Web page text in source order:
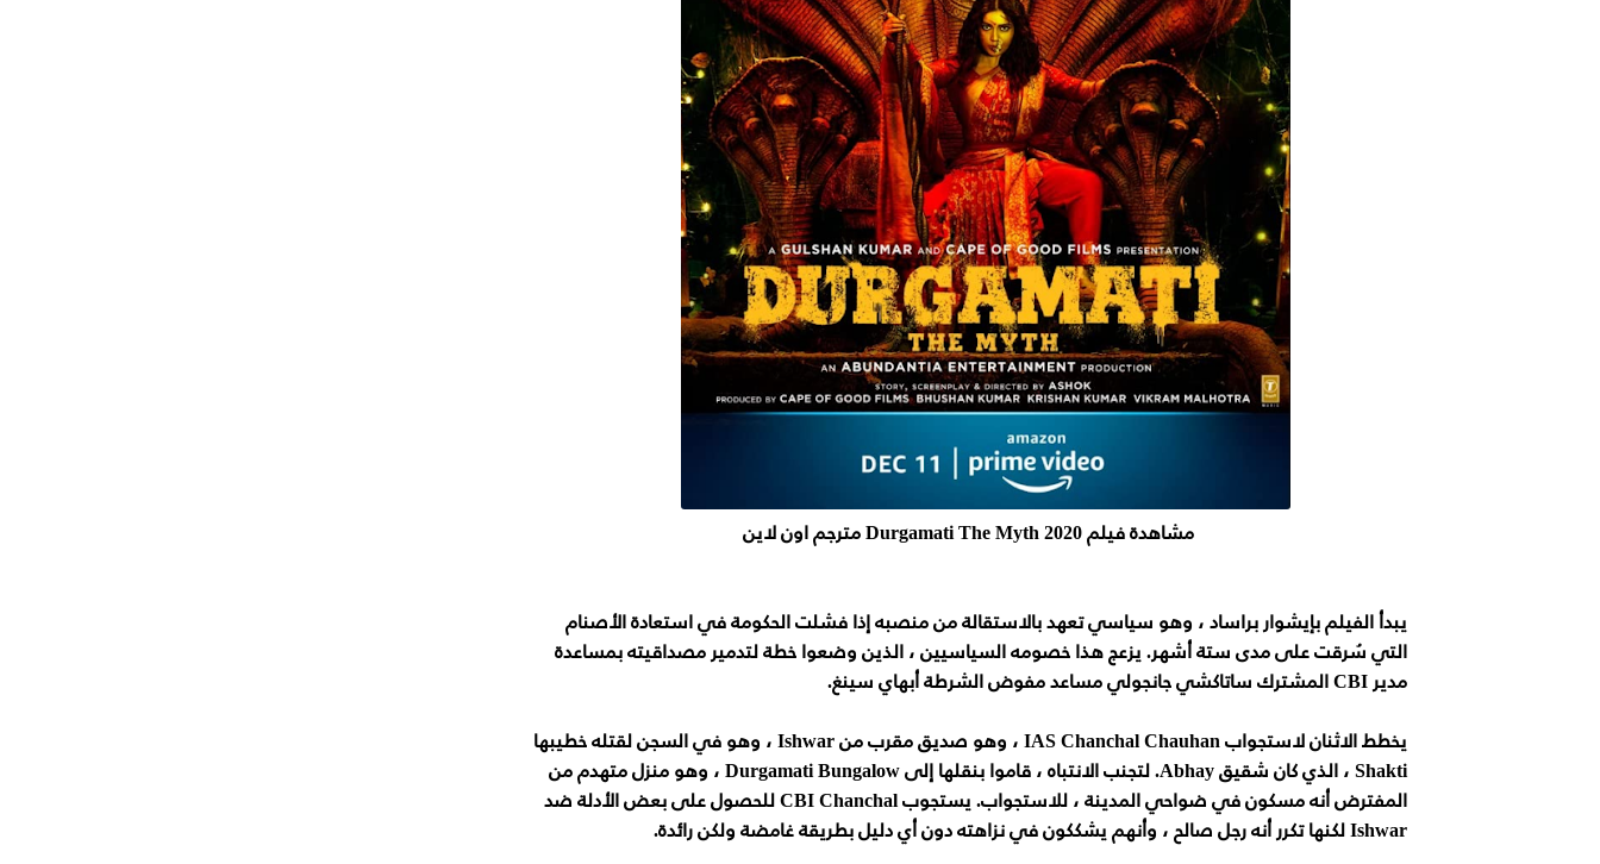
مشاهدة فيلم Durgamati The Myth 2020 مترجم اون لاين
يبدأ الفيلم بإيشوار براساد ، وهو سياسي تعهد بالاستقالة من منصبه إذا فشلت الحكومة في استعادة الأصنام
التي سُرقت على مدى ستة أشهر. يزعج هذا خصومه السياسيين ، الذين وضعوا خطة لتدمير مصداقيته بمساعدة
مدير CBI المشترك ساتاكشي جانجولي مساعد مفوض الشرطة أبهاي سينغ.
يخطط الاثنان لاستجواب IAS Chanchal Chauhan ، وهو صديق مقرب من Ishwar ، وهو في السجن لقتله خطيبها
Shakti ، الذي كان شقيق Abhay. لتجنب الانتباه ، قاموا بنقلها إلى Durgamati Bungalow ، وهو منزل متهدم من
المفترض أنه مسكون في ضواحي المدينة ، للاستجواب. يستجوب CBI Chanchal للحصول على بعض الأدلة ضد
Ishwar لكنها تكرر أنه رجل صالح ، وأنهم يشككون في نزاهته دون أي دليل بطريقة غامضة ولكن رائدة.